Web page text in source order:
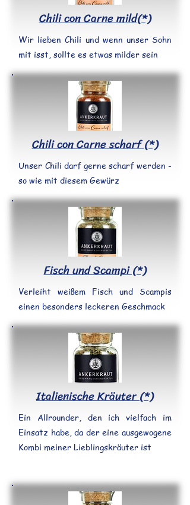
Chili con Carne mild(*)
Wir lieben Chili und wenn unser Sohn
mit isst, sollte es etwas milder sein
Chili con Carne scharf (*)
Unser Chili darf gerne scharf werden -
so wie mit diesem Gewürz
Fisch und Scampi (*)
Verleiht weißem Fisch und Scampis
einen besonders leckeren Geschmack
Italienische Kräuter (*)
Ein Allrounder, den ich vielfach im
Einsatz habe, da der eine ausgewogene
Kombi meiner Lieblingskräuter ist